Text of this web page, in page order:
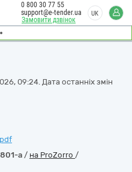
Замовити дзвінок
0 800 30 77 55
support@e-tender.ua
UK
09:24. Дата останніх змін
a / на ProZorro /